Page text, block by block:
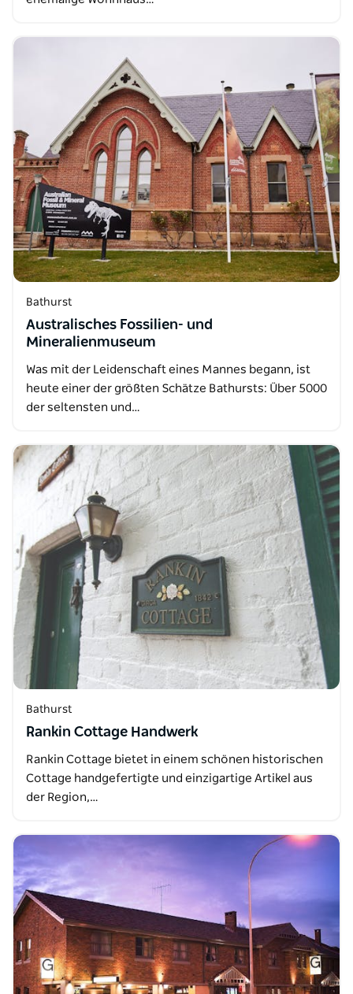
Bathurst
Australisches Fossilien- und
Mineralienmuseum
Was mit der Leidenschaft eines Mannes begann, ist
heute einer der größten Schätze Bathursts: Über 5000
der seltensten und…
Bathurst
Rankin Cottage Handwerk
Rankin Cottage bietet in einem schönen historischen
Cottage handgefertigte und einzigartige Artikel aus
der Region,…